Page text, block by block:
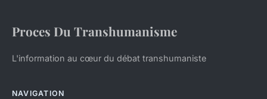
Proces Du Transhumanisme
L'information au cœur du débat transhumaniste
NAVIGATION